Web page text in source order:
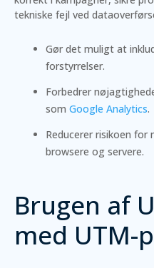
tekniske fejl ved
Gør det muligt at
forstyrrelser.
Forbedrer
som Google Analytics.
Reducerer risikoen for
browsere og servere.
Brugen af
med UTM-